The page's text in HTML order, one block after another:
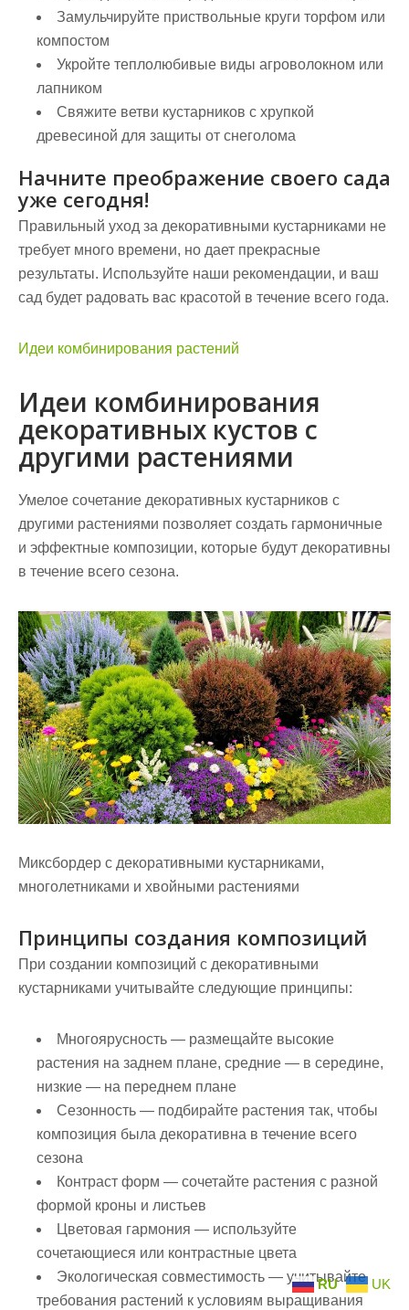
Замульчируйте приствольные круги торфом или
компостом
Укройте теплолюбивые виды агроволокном или
лапником
Свяжите ветви кустарников с хрупкой
древесиной для защиты от снеголома
Начните преображение своего сада
уже сегодня!
Правильный уход за декоративными кустарниками не
требует много времени, но дает прекрасные
результаты. Используйте наши рекомендации, и ваш
сад будет радовать вас красотой в течение всего года.
Идеи комбинирования растений
Идеи комбинирования
декоративных кустов с
другими растениями
Умелое сочетание декоративных кустарников с
другими растениями позволяет создать гармоничные
и эффектные композиции, которые будут декоративны
в течение всего сезона.
Миксбордер с декоративными кустарниками,
многолетниками и хвойными растениями
Принципы создания композиций
При создании композиций с декоративными
кустарниками учитывайте следующие принципы:
Многоярусность — размещайте высокие
растения на заднем плане, средние — в середине,
низкие — на переднем плане
Сезонность — подбирайте растения так, чтобы
композиция была декоративна в течение всего
сезона
Контраст форм — сочетайте растения с разной
формой кроны и листьев
Цветовая гармония — используйте
сочетающиеся или контрастные цвета
Экологическая совместимость — учитывайте
требования растений к условиям выращивания
RU UK